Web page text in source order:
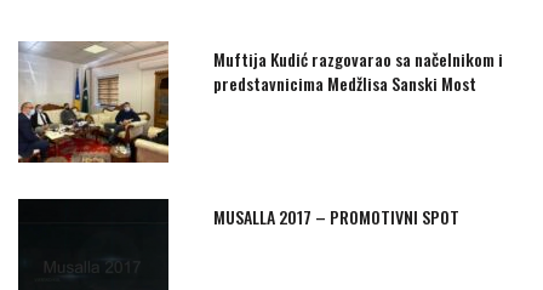
Muftija Kudić razgovarao sa načelnikom i
predstavnicima Medžlisa Sanski Most
MUSALLA 2017 – PROMOTIVNI SPOT